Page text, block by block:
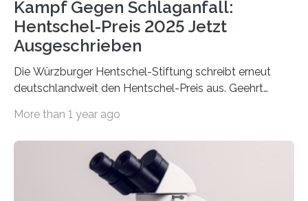
Kampf Gegen Schlaganfall:
Hentschel-Preis 2025 Jetzt
Ausgeschrieben
Die Würzburger Hentschel-Stiftung schreibt erneut
deutschlandweit den Hentschel-Preis aus. Geehrt
hochrangige wissenschaftliche Publikation zum Thema
Schlaganfall“ mit Sitz in Würzburg fördert die
Schlaganfallforschung, um die Behandlung der
Betroffenen zu verbessern. Dazu schreibt sie auch in
More than 1 year ago